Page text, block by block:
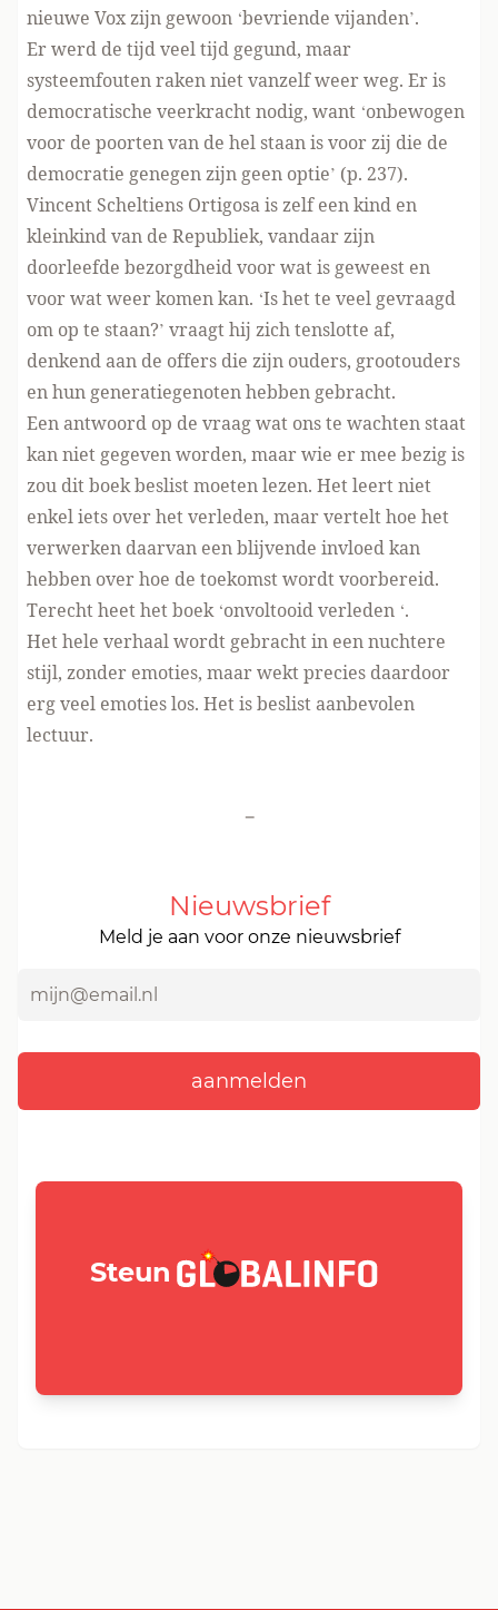
nieuwe Vox zijn gewoon ‘bevriende vijanden’.
Er werd de tijd veel tijd gegund, maar
systeemfouten raken niet vanzelf weer weg. Er is
democratische veerkracht nodig, want ‘onbewogen
voor de poorten van de hel staan is voor zij die de
democratie genegen zijn geen optie’ (p. 237).
Vincent Scheltiens Ortigosa is zelf een kind en
kleinkind van de Republiek, vandaar zijn
doorleefde bezorgdheid voor wat is geweest en
voor wat weer komen kan. ‘Is het te veel gevraagd
om op te staan?’ vraagt hij zich tenslotte af,
denkend aan de offers die zijn ouders, grootouders
en hun generatiegenoten hebben gebracht.
Een antwoord op de vraag wat ons te wachten staat
kan niet gegeven worden, maar wie er mee bezig is
zou dit boek beslist moeten lezen. Het leert niet
enkel iets over het verleden, maar vertelt hoe het
verwerken daarvan een blijvende invloed kan
hebben over hoe de toekomst wordt voorbereid.
Terecht heet het boek ‘onvoltooid verleden ‘.
Het hele verhaal wordt gebracht in een nuchtere
stijl, zonder emoties, maar wekt precies daardoor
erg veel emoties los. Het is beslist aanbevolen
lectuur.
-
Nieuwsbrief
Meld je aan voor onze nieuwsbrief
Steun GLOBALINFO.nl